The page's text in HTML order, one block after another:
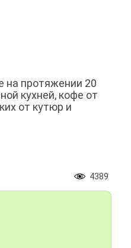
на протяжении 20
кухней, кофе от
от кутюр и
4389